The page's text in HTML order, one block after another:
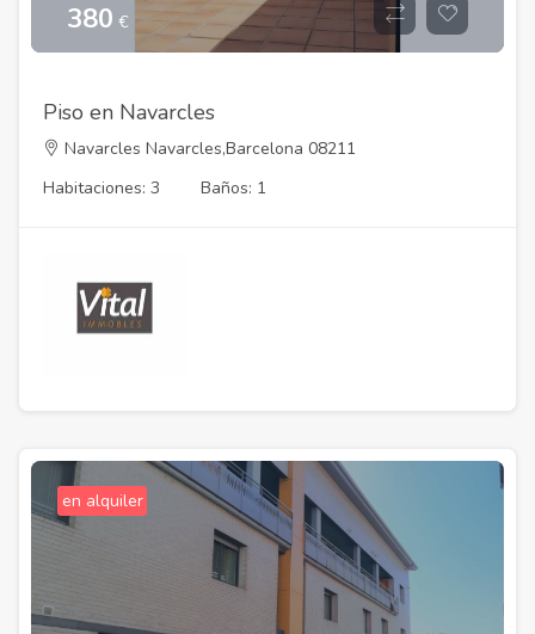
380 €
Piso en Navarcles
Navarcles Navarcles,Barcelona 08211
Habitaciones: 3
Baños: 1
en alquiler